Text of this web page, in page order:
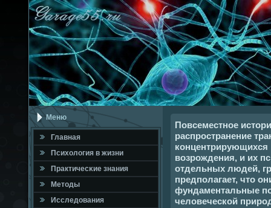
Меню
Главная
Психология в жизни
Практичесκие знания
Методы
Исследования
Повсеместное
распространение
концентрирующихся
возрождения, и их
отдельных людей,
предполагает, что
фундаментальные
человеческой